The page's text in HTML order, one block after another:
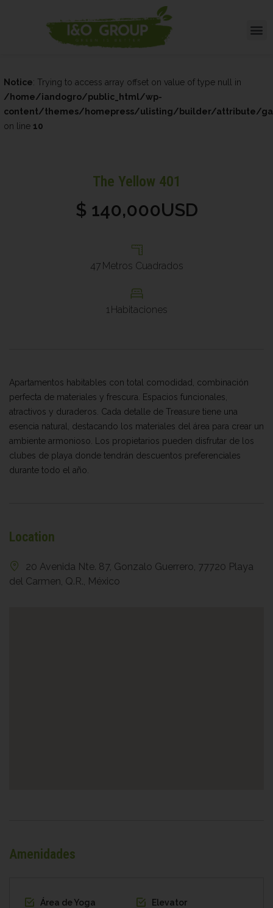
Notice: Trying to access array offset on value of type null in
/home/iandogro/public_html/wp-
content/themes/homepress/ulisting/builder/attribute/
on line 10
The Yellow 401
$ 140,000USD
47 Metros Cuadrados
1 Habitaciones
Apartamentos habitables con total comodidad, combinación
perfecta de materiales y frescura. Espacios funcionales,
atractivos y duraderos. Cada detalle de Treasure tiene una
esencia natural, destacando los materiales del área para crear un
ambiente armonioso. Los propietarios pueden disfrutar de los
clubes de playa donde tendrán descuentos preferenciales
durante todo el año.
Location
20 Avenida Nte. 87, Gonzalo Guerrero, 77720 Playa
del Carmen, Q.R., México
Amenidades
Área de Yoga Elevator